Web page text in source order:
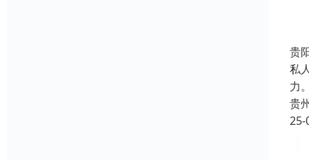
贵
私
力
贵
25-